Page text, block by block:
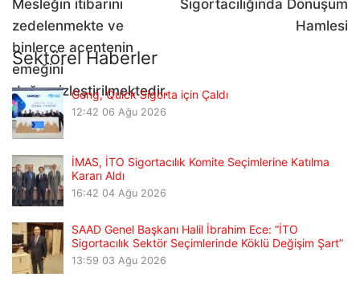
Mesleğin itibarını
zedelenmekte ve
binlerce acentenin
emeğini
değersizleştirilmektedir.
Sigortacılığında Dönüşüm
Hamlesi
Sektörel Haberler
Gong, Quick Sigorta için Çaldı
12:42 06 Ağu 2026
İMAS, İTO Sigortacılık Komite Seçimlerine Katılma
Kararı Aldı
16:42 04 Ağu 2026
SAAD Genel Başkanı Halil İbrahim Ece: “İTO
Sigortacılık Sektör Seçimlerinde Köklü Değişim Şart”
13:59 03 Ağu 2026